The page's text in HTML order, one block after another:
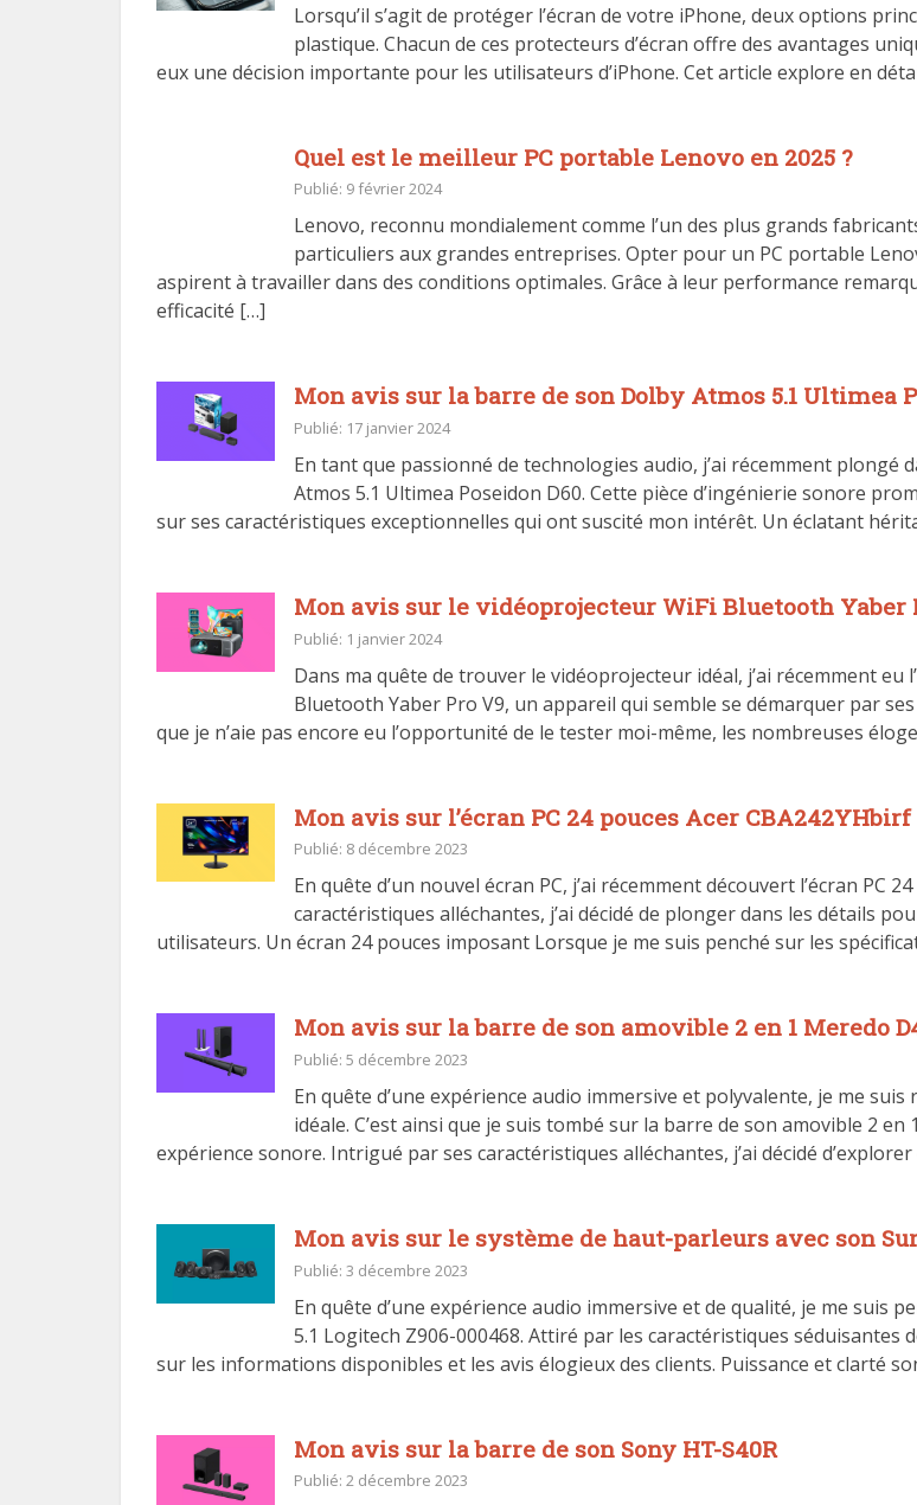
Lorsqu’il s’agit de protéger l’écran de votre iPhone, deux options
plastique. Chacun de ces protecteurs d’écran offre des avantages
eux une décision importante pour les utilisateurs d’iPhone. Cet article explore en
Quel est le meilleur PC portable Lenovo en 2025 ?
Publié: 9 février 2024
Lenovo, reconnu mondialement comme l’un des plus grands
particuliers aux grandes entreprises. Opter pour un PC portable
aspirent à travailler dans des conditions optimales. Grâce à leur performance
efficacité […]
Mon avis sur la barre de son Dolby Atmos 5.1 Ultimea
Publié: 17 janvier 2024
En tant que passionné de technologies audio, j’ai récemment
Atmos 5.1 Ultimea Poseidon D60. Cette pièce d’ingénierie sonore
sur ses caractéristiques exceptionnelles qui ont suscité mon intérêt. Un éclatant
Mon avis sur le vidéoprojecteur WiFi Bluetooth Yaber
Publié: 1 janvier 2024
Dans ma quête de trouver le vidéoprojecteur idéal, j’ai récemment eu
Bluetooth Yaber Pro V9, un appareil qui semble se démarquer par
que je n’aie pas encore eu l’opportunité de le tester moi-même, les nombreuses
Mon avis sur l’écran PC 24 pouces Acer CBA242YHbirf
Publié: 8 décembre 2023
En quête d’un nouvel écran PC, j’ai récemment découvert l’écran PC
caractéristiques alléchantes, j’ai décidé de plonger dans les détails
utilisateurs. Un écran 24 pouces imposant Lorsque je me suis penché sur les
Mon avis sur la barre de son amovible 2 en 1 Meredo
Publié: 5 décembre 2023
En quête d’une expérience audio immersive et polyvalente, je me
idéale. C’est ainsi que je suis tombé sur la barre de son amovible 2
expérience sonore. Intrigué par ses caractéristiques alléchantes, j’ai décidé
Mon avis sur le système de haut-parleurs avec son
Publié: 3 décembre 2023
En quête d’une expérience audio immersive et de qualité, je me suis
5.1 Logitech Z906-000468. Attiré par les caractéristiques
sur les informations disponibles et les avis élogieux des clients. Puissance et clarté
Mon avis sur la barre de son Sony HT-S40R
Publié: 2 décembre 2023